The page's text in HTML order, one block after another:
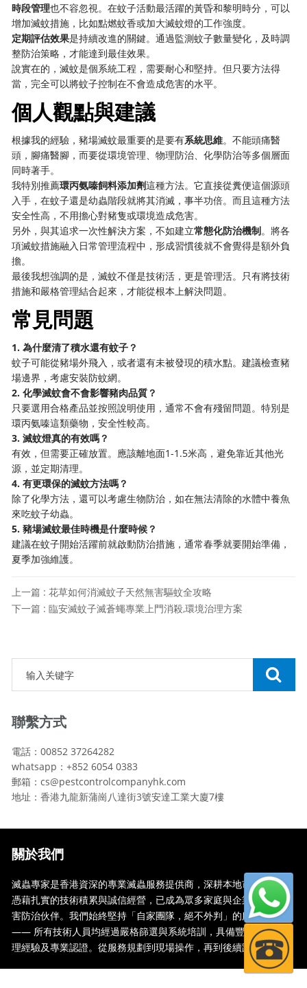
時段管理也不容忽視。在蚊子活動最活躍的黃昏和黎明時分，可以
增加滅蚊措施，比如點燃蚊香或加大滅蚊燈的工作強度。
定期評估效果是持續改進的關鍵。通過監測蚊子數量變化，及時調
整防治策略，才能達到最佳效果。
說實在的，滅蚊是個系統工程，需要耐心和堅持。但只要方法得
當，完全可以將蚊子控制在不會造成危害的水平。
個人觀點與建議
根據我的經驗，豬場滅蚊最重要的是要有系統思維。不能頭痛醫
頭，腳痛醫腳，而要從環境管理、物理防治、化學防治等多個層面
同時著手。
我特別推薦環丙氨嗪飼料添加劑這種方法。它直接從糞便這個源頭
入手，在蚊子還是幼蟲階段就將其消滅，事半功倍。而且這種方法
安全性高，不用擔心對豬隻或環境造成危害。
另外，與其追求一次性解決方案，不如建立常態化防治機制。將各
項滅蚊措施融入日常管理流程中，形成習慣後就不會覺得是額外負
擔。
最後我想強調的是，滅蚊不僅是技術活，更是管理活。只有將技術
措施和嚴格管理結合起來，才能從根本上解決問題。
常見問題
1. 為什麼清了積水還有蚊子？
蚊子可能從豬場外飛入，或者還有未被發現的積水點。建議檢查豬
場邊界，考慮安裝防蚊網。
2. 化學滅蚊會不會影響豬肉品質？
只要選用合格產品並按照說明使用，通常不會有殘留問題。特別是
環丙氨嗪這類藥物，安全性較高。
3. 滅蚊燈真的有效嗎？
有效，但需要正確放置。應該離地面1-1.5米高，避免靠近其他光
源，並定期清理。
4. 有更環保的滅蚊方法嗎？
除了化學方法，還可以考慮生物防治，如在無法清除的水體中養魚
來吃蚊子幼蟲。
5. 豬場滅蚊最佳時機是什麼時候？
建議在蚊子開始活躍前就啟動防治措施，通常春季就要開始準備，
夏季加強維護。
上一篇 : 花草如何消滅蚊子天然無害驅蚊全攻略
下一篇 : 臨安滅蚊子滅蒼蠅專業上門消殺,環境治理方案
聯繫方式
電話：00852 37264282
whatsapp：+852 6054 0383
郵箱：cs@pestcontrolcompanyhk.com
地址：香港九龍新蒲崗八達街3號安達工業大廈7樓
關於我們
滅蟲專家是香港資深的專業滅蟲服務提供商，深耕本地市場多年，
憑藉扎實的技術積累與誠信經營，已成為眾多家庭與企業信賴的蟲
害防治伙伴。我們始終堅持「自家團隊，絕不外判」的服務承諾
—— 所有技術人員均經過嚴格篩選與系統培訓，具備豐富的現場處
理經驗及專業認證。從服務規劃到現場操作，再到後續跟蹤，全...